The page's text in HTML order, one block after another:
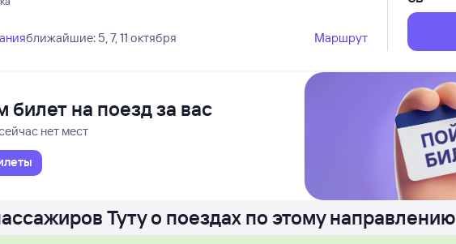
ближайшие: 5, 7, 11 октября Маршрут
билет на поезд за вас
нет мест
Туту о поездах по этому направлению